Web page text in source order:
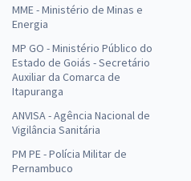
MME - Ministério de Minas e
Energia
MP GO - Ministério Público do
Estado de Goiás - Secretário
Auxiliar da Comarca de
Itapuranga
ANVISA - Agência Nacional de
Vigilância Sanitária
PM PE - Polícia Militar de
Pernambuco